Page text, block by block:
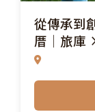
從傳承到
厝｜旅庫